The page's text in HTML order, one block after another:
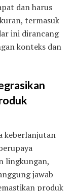
dan harus
termasuk
ini dirancang
konteks dan
keberlanjutan
lingkungan,
jawab
produk